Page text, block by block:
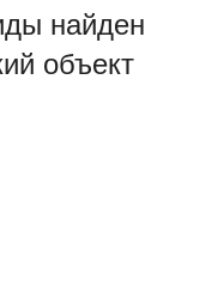
найден
объект